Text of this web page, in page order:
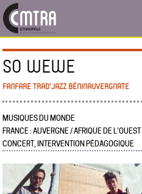
SO WEWE
FANFARE TRAD'JAZZ BÉNINAUVERGNATE
MUSIQUES DU MONDE
FRANCE : AUVERGNE / AFRIQUE DE L’OUEST
CONCERT, INTERVENTION PÉDAGOGIQUE